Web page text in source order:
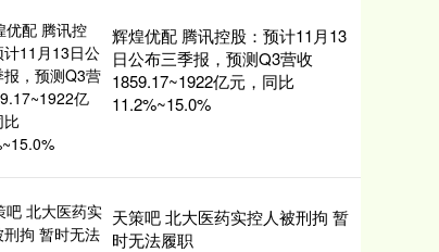
辉煌优配 腾讯控股：预计11月13
日公布三季报，预测Q3营收
1859.17~1922亿元，同比
11.2%~15.0%
天策吧 北大医药实控人被刑拘 暂
时无法履职